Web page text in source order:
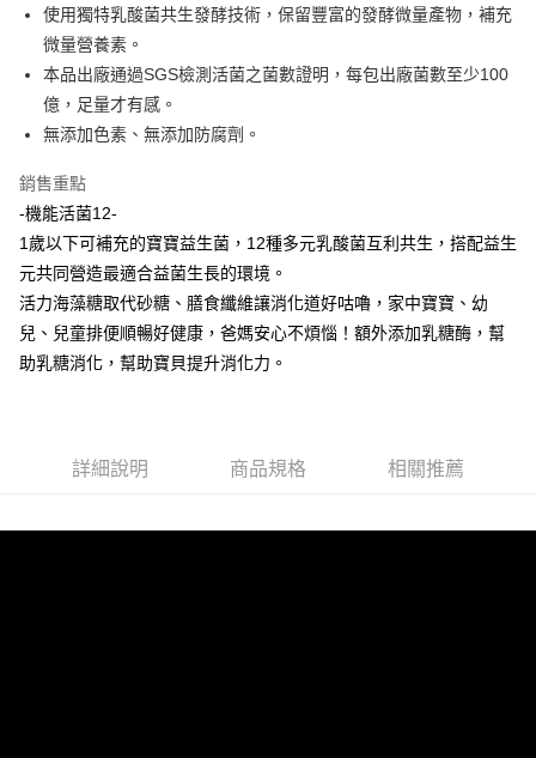
【注意事項】
1.本服務係由「台灣大哥大股份有限公司」（以下簡稱本公司）所提供，讓
用戶於交易時，得透過本服務購買商品或服務，並由商店將買賣／分期付款
2.基於同意付款使用「大哥付你分期」之契約關係目的，商店將以您的個人
資料（包含姓名、電話或地址）提供予台灣大哥大進項蒐集、處理及利用，
3.完整用戶服務條款，請詳閱以下連結：
３．收到繳費通知簡訊後14天內，點擊此簡訊中的連結，可透過四大超商／
ATM／網路銀行／等多元方式進行付款，方視為交易完成。
※ 請注意：結帳手續完成當下不需立刻繳費，但若您需要取消訂單，請聯絡
購買商品的店家。未經商家同意取消之訂單仍視為有效，需透過AFTEE先享
後付繳納相關費用。
是否繳費成功／繳費後需取消欲退款等相關疑問，請聯繫「AFTEE先享後付
【注意事項】
易，需依本服務之必要範圍內提供個人資料，並將交易相關給付款項請求債
權轉讓予恩沛科技股份有限公司。
２．關於個人資料處理事宜，請瀏覽以下網址：
https://aftee.tw/terms/#terms3
３．未成年的使用者請事先徵得法定代理人或監護人之同意方可使用
「AFTEE先享後付」，若未經同意申辦者引起之損失，本公司不負相關責
５．嚴禁一人註冊多個帳號或使用他人資訊註冊。若發現惡意使用之情形，
宅配
每筆NT$85，滿NT$1,300(含以上)免運費
使用獨特乳酸菌共生發酵技術，保留豐富的發酵微量產物，補充
微量營養素。
本品出廠通過SGS檢測活菌之菌數證明，每包出廠菌數至少100
億，足量才有感。
無添加色素、無添加防腐劑。
銷售重點
-機能活菌12-
1歲以下可補充的寶寶益生菌，12種多元乳酸菌互利共生，搭配益生
元共同營造最適合益菌生長的環境。
活力海藻糖取代砂糖、膳食纖維讓消化道好咕嚕，家中寶寶、幼
兒、兒童排便順暢好健康，爸媽安心不煩惱！額外添加乳糖酶，幫
助乳糖消化，幫助寶貝提升消化力。
詳細說明 商品規格 相關推薦